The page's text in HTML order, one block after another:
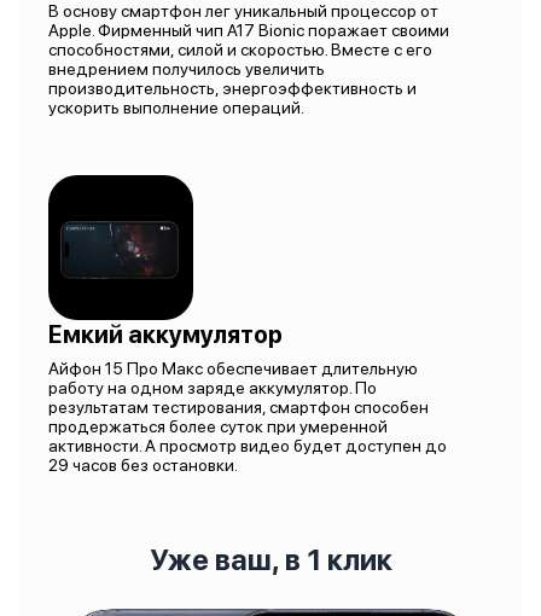
В основу смартфон лег уникальный процессор от
Apple. Фирменный чип A17 Bionic поражает своими
способностями, силой и скоростью. Вместе с его
внедрением получилось увеличить
производительность, энергоэффективность и
ускорить выполнение операций.
Емкий аккумулятор
Айфон 15 Про Макс обеспечивает длительную
работу на одном заряде аккумулятор. По
результатам тестирования, смартфон способен
продержаться более суток при умеренной
активности. А просмотр видео будет доступен до
29 часов без остановки.
Уже ваш, в 1 клик